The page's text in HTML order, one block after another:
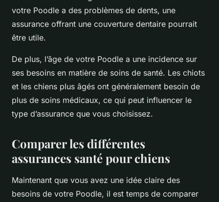
votre Poodle a des problèmes de dents, une
assurance offrant une couverture dentaire pourrait
être utile.
De plus, l’âge de votre Poodle a une incidence sur
ses besoins en matière de soins de santé. Les chiots
et les chiens plus âgés ont généralement besoin de
plus de soins médicaux, ce qui peut influencer le
type d’assurance que vous choisissez.
Comparer les différentes
assurances santé pour chiens
Maintenant que vous avez une idée claire des
besoins de votre Poodle, il est temps de comparer